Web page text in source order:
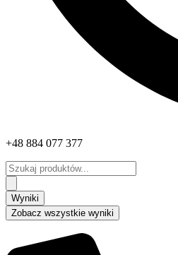
+48 884 077 377
Search
...
Wyniki
Zobacz wszystkie wyniki